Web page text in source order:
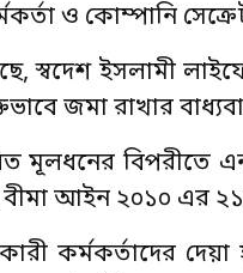
ও কোম্পানি
স্বদেশ ইসলামী
জমা রাখার
মূলধনের বিপরীতে
আইন ২০১০ এর
কর্মকর্তাদের